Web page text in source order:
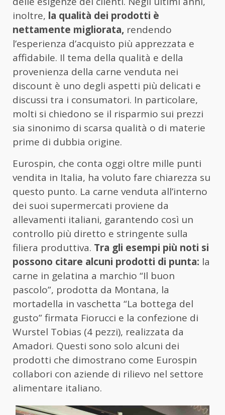
inoltre, la qualità dei prodotti è
nettamente migliorata, rendendo
l’esperienza d’acquisto più apprezzata e
affidabile. Il tema della qualità e della
provenienza della carne venduta nei
discount è uno degli aspetti più delicati e
discussi tra i consumatori. In particolare,
molti si chiedono se il risparmio sui prezzi
sia sinonimo di scarsa qualità o di materie
prime di dubbia origine.
Eurospin, che conta oggi oltre mille punti
vendita in Italia, ha voluto fare chiarezza su
questo punto. La carne venduta all’interno
dei suoi supermercati proviene da
allevamenti italiani, garantendo così un
controllo più diretto e stringente sulla
filiera produttiva. Tra gli esempi più noti si
possono citare alcuni prodotti di punta: la
carne in gelatina a marchio “Il buon
pascolo”, prodotta da Montana, la
mortadella in vaschetta “La bottega del
gusto” firmata Fiorucci e la confezione di
Wurstel Tobias (4 pezzi), realizzata da
Amadori. Questi sono solo alcuni dei
prodotti che dimostrano come Eurospin
collabori con aziende di rilievo nel settore
alimentare italiano.